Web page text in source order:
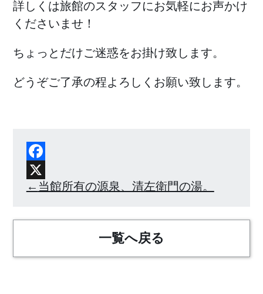
詳しくは旅館のスタッフにお気軽にお声かけ
くださいませ！
ちょっとだけご迷惑をお掛け致します。
どうぞご了承の程よろしくお願い致します。
Facebook
X 当館所有の源泉、清左衛門の湯。
一覧へ戻る